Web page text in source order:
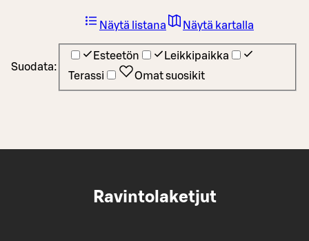
Suodata:
Esteetön
Leikkipaikka
Terassi
Omat suosikit
Näytä listana Näytä kartalla
Ravintolaketjut